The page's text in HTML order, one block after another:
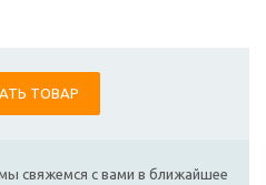
ТОВАР
свяжемся с вами в ближайшее